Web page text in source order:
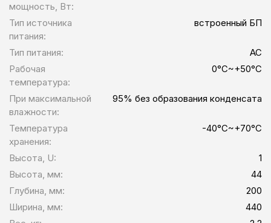
мощность, Вт:
Тип источника
питания:
встроенный БП
Тип питания:
AC
Рабочая
температура:
0°C~+50°C
При максимальной
влажности:
95% без образования конденсата
Температура
хранения:
-40°C~+70°C
Высота, U:
1
Высота, мм:
44
Глубина, мм:
200
Ширина, мм:
440